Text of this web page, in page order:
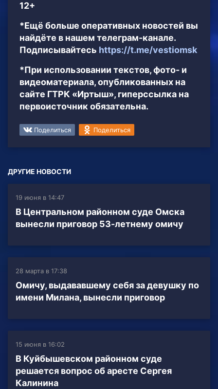
12+
*Ещё больше оперативных новостей вы
найдёте в нашем телеграм-канале.
Подписывайтесь https://t.me/vestiomsk
*При использовании текстов, фото- и
видеоматериала, опубликованных на
сайте ГТРК «Иртыш», гиперссылка на
первоисточник обязательна.
Поделиться Поделиться
ДРУГИЕ НОВОСТИ
19 июня в 14:47
В Центральном районном суде Омска
вынесли приговор 53-летнему омичу
28 марта в 17:38
Омичу, выдававшему себя за девушку по
имени Милана, вынесли приговор
15 июня в 16:02
В Куйбышевском районном суде
решается вопрос об аресте Сергея
Калинина